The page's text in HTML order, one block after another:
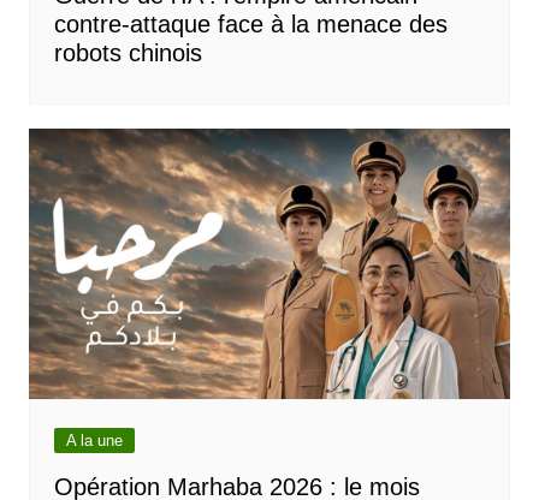
contre-attaque face à la menace des
robots chinois
A la une
Opération Marhaba 2026 : le mois